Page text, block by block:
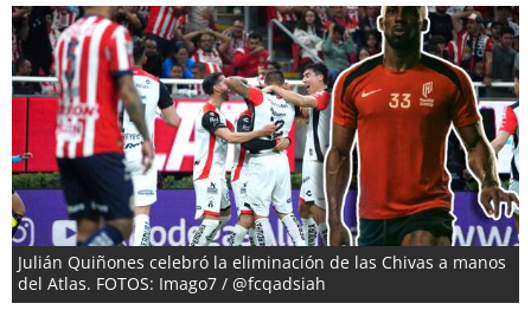
Julián Quiñones celebró la eliminación de las Chivas a manos
del Atlas. FOTOS: Imago7 / @fcqadsiah